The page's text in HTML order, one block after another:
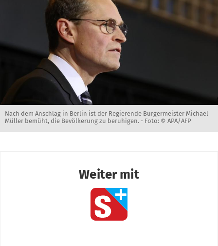
Nach dem Anschlag in Berlin ist der Regierende Bürgermeister Michael
Müller bemüht, die Bevölkerung zu beruhigen. - Foto: © APA/AFP